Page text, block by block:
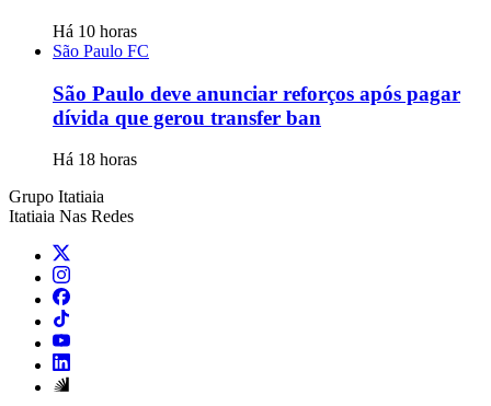
Há 10 horas
São Paulo FC
São Paulo deve anunciar reforços após pagar
dívida que gerou transfer ban
Há 18 horas
Grupo Itatiaia
Itatiaia Nas Redes